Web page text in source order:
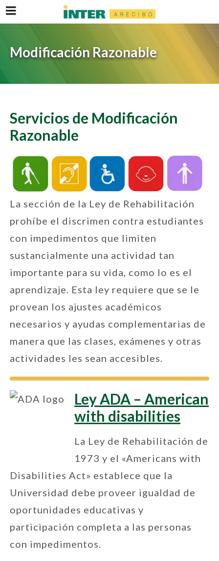
Modificación Razonable
Servicios de Modificación
Razonable
La sección de la Ley de Rehabilitación
prohíbe el discrimen contra estudiantes
con impedimentos que limiten
sustancialmente una actividad tan
importante para su vida, como lo es el
aprendizaje. Esta ley requiere que se le
provean los ajustes académicos
necesarios y ayudas complementarias de
manera que las clases, exámenes y otras
actividades les sean accesibles.
Ley ADA – American
with disabilities
La Ley de Rehabilitación de
1973 y el «Americans with
Disabilities Act» establece que la
Universidad debe proveer igualdad de
oportunidades educativas y
participación completa a las personas
con impedimentos.